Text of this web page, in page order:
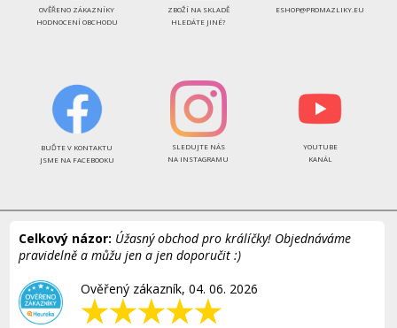
OVĚŘENO ZÁKAZNÍKY
HODNOCENÍ OBCHODU
ZBOŽÍ NA SKLADĚ
HLEDÁTE JINÉ?
ESHOP@PROMAZLIKY.EU
BUĎTE V KONTAKTU
JSME NA FACEBOOKU
SLEDUJTE NÁS
NA INSTAGRAMU
YOUTUBE
KANÁL
Celkový názor: Úžasný obchod pro králíčky! Objednáváme
pravidelně a můžu jen a jen doporučit :)
Ověřený zákazník, 04. 06. 2026